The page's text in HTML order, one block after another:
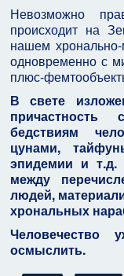
Невозможно
происходит на
нашем
одновременно с
плюс-
В свете
бедствиям
цунами,
эпидемии и т.д.
между
людей,
хрональных
осмыслить.